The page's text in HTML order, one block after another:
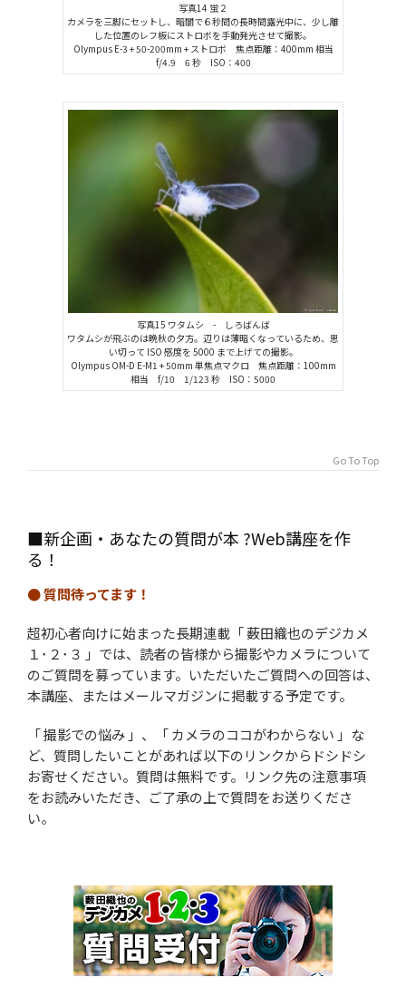
写真14 蛍２
カメラを三脚にセットし、暗闇で６秒間の長時間露光中に、少し離
した位置のレフ板にストロボを手動発光させて撮影。
Olympus E-3 + 50-200mm + ストロボ 焦点距離：400mm 相当
f/4.9 6 秒 ISO：400
写真15 ワタムシ - しろばんば
ワタムシが飛ぶのは晩秋の夕方。辺りは薄暗くなっているため、思
い切って ISO 感度を 5000 まで上げての撮影。
Olympus OM-D E-M1 + 50mm 単焦点マクロ 焦点距離：100mm
相当 f/10 1/123 秒 ISO：5000
Go To Top
■新企画・あなたの質問が本 ?Web講座を作
る！
● 質問待ってます！
超初心者向けに始まった長期連載「 薮田織也のデジカメ
１･２･３ 」では、読者の皆様から撮影やカメラについて
のご質問を募っています。いただいたご質問への回答は、
本講座、またはメールマガジンに掲載する予定です。
「 撮影での悩み 」、「 カメラのココがわからない 」な
ど、質問したいことがあれば以下のリンクからドシドシ
お寄せください。質問は無料です。リンク先の注意事項
をお読みいただき、ご了承の上で質問をお送りくださ
い。